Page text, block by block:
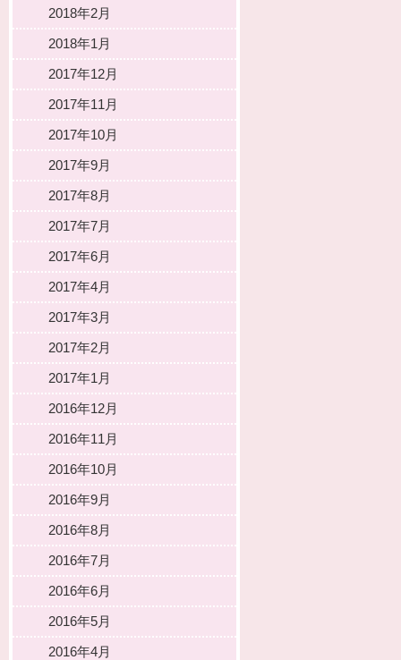
2018年2月
2018年1月
2017年12月
2017年11月
2017年10月
2017年9月
2017年8月
2017年7月
2017年6月
2017年4月
2017年3月
2017年2月
2017年1月
2016年12月
2016年11月
2016年10月
2016年9月
2016年8月
2016年7月
2016年6月
2016年5月
2016年4月